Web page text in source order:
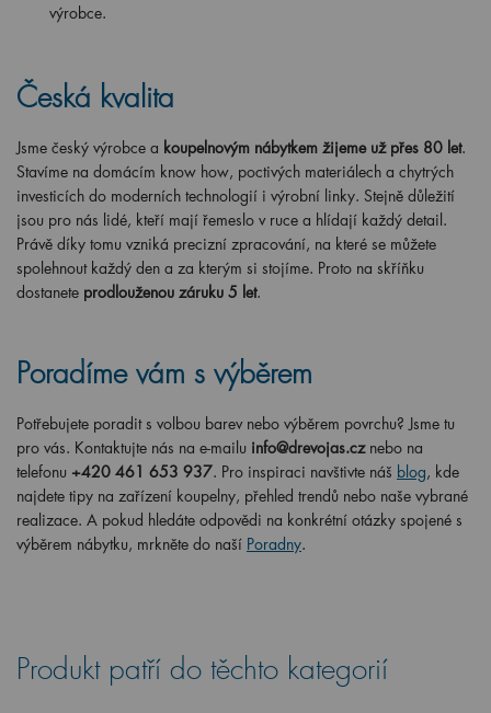
výrobce.
Česká kvalita
Jsme český výrobce a koupelnovým nábytkem žijeme už přes 80 let.
Stavíme na domácím know how, poctivých materiálech a chytrých
investicích do moderních technologií i výrobní linky. Stejně důležití
jsou pro nás lidé, kteří mají řemeslo v ruce a hlídají každý detail.
Právě díky tomu vzniká precizní zpracování, na které se můžete
spolehnout každý den a za kterým si stojíme. Proto na skříňku
dostanete prodlouženou záruku 5 let.
Poradíme vám s výběrem
Potřebujete poradit s volbou barev nebo výběrem povrchu? Jsme tu
pro vás. Kontaktujte nás na e-mailu info@drevojas.cz nebo na
telefonu +420 461 653 937. Pro inspiraci navštivte náš blog, kde
najdete tipy na zařízení koupelny, přehled trendů nebo naše vybrané
realizace. A pokud hledáte odpovědi na konkrétní otázky spojené s
výběrem nábytku, mrkněte do naší Poradny.
Produkt patří do těchto kategorií